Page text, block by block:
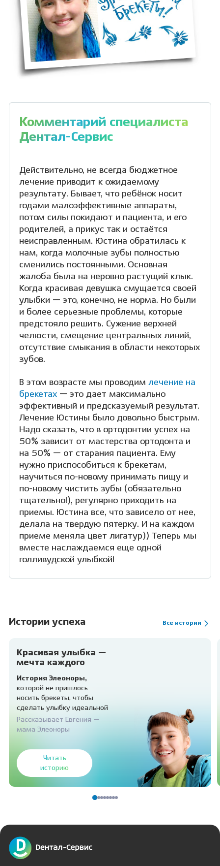
Комментарий специалиста
Дентал-Сервис
Действительно, не всегда бюджетное
лечение приводит к ожидаемому
результату. Бывает, что ребёнок носит
годами малоэффективные аппараты,
потом силы покидают и пациента, и его
родителей, а прикус так и остаётся
неисправленным. Юстина обратилась к
нам, когда молочные зубы полностью
сменились постоянными. Основная
жалоба была на неровно растущий клык.
Когда красивая девушка смущается своей
улыбки — это, конечно, не норма. Но были
и более серьезные проблемы, которые
предстояло решить. Сужение верхней
челюсти, смещение центральных линий,
отсутствие смыкания в области некоторых
зубов.
В этом возрасте мы проводим лечение на
брекетах — это дает максимально
эффективный и предсказуемый результат.
Лечение Юстины было довольно быстрым.
Надо сказать, что в ортодонтии успех на
50% зависит от мастерства ортодонта и
на 50% — от старания пациента. Ему
нужно приспособиться к брекетам,
научиться по-новому принимать пищу и
по-новому чистить зубы (обязательно
тщательно!), регулярно приходить на
приемы. Юстина все, что зависело от нее,
делала на твердую пятерку. И на каждом
приеме меняла цвет лигатур)) Теперь мы
вместе наслаждаемся еще одной
голливудской улыбкой!
Истории успеха Все истории
Красивая улыбка —
мечта каждого
История Элеоноры,
которой не пришлось
носить брекеты, чтобы
сделать улыбку идеальной
Рассказывает Евгения —
мама Элеоноры
Читать
историю